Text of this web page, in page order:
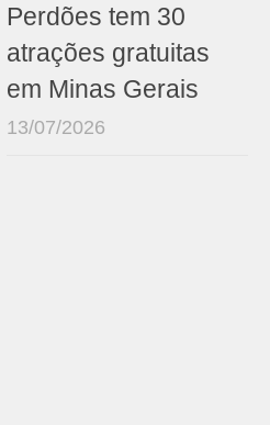
Perdões tem 30
atrações gratuitas
em Minas Gerais
13/07/2026